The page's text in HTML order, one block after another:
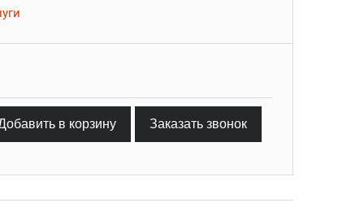
в корзину Заказать звонок